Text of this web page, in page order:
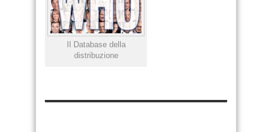
Il Database della
distribuzione